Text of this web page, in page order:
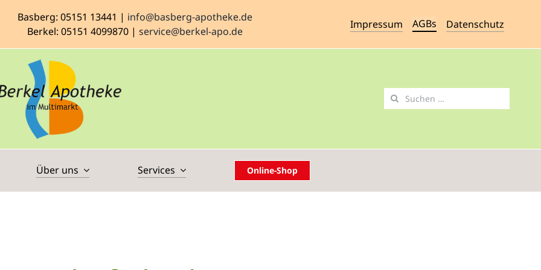
Basberg: 05151 13441 | info@basberg-apotheke.de
Berkel: 05151 4099870 |service@berkel-apo.de
Impressum AGBs Datenschutz
Suche
nach:
Über uns Services Online-Shop